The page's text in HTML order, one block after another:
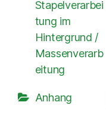
Stapelverarbei
tung im
Hintergrund /
Massenverarb
eitung
Anhang